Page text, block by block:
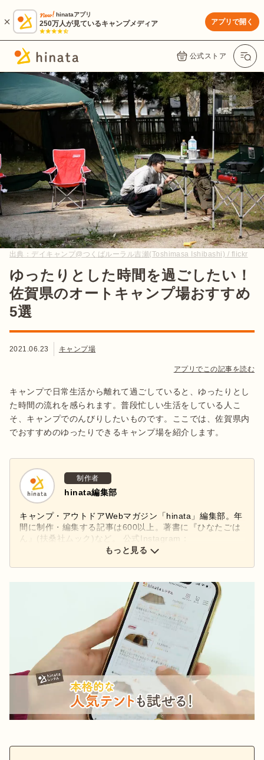
hinataアプリ
250万人が見ているキャンプメディア アプリで開く
公式ストア
出典： デイキャンプ@つくばルーラル吉瀬(Toshimasa Ishibashi) / flickr
ゆったりとした時間を過ごしたい！
佐賀県のオートキャンプ場おすすめ
5選
2021.06.23 キャンプ場
アプリでこの記事を読む
キャンプで日常生活から離れて過ごしていると、ゆったりとし
た時間の流れを感られます。普段忙しい生活をしている人こ
そ、キャンプでのんびりしたいものです。ここでは、佐賀県内
でおすすめのゆったりできるキャンプ場を紹介します。
制作者
hinata編集部
キャンプ・アウトドアWebマガジン「hinata」編集部。年
間に制作・編集する記事は600以上。著書に『ひなたごは
ん』(扶桑社ムック)など。 公式Instagram：
もっと見る